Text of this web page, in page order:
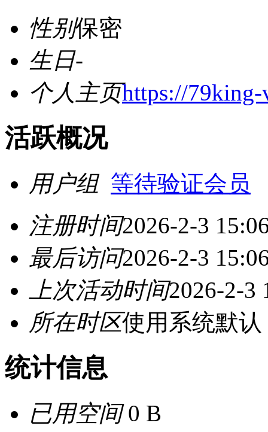
性别保密
生日-
个人主页https://
活跃概况
用户组 等待验证会员
注册时间2026-2-3
最后访问2026-2-3
上次活动时间2026-2-3
所在时区使用系统默认
统计信息
已用空间0 B